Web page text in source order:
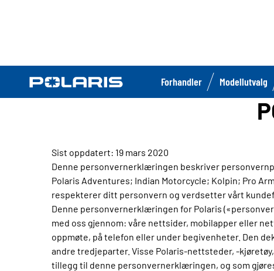
Forhandler Modellutvalg
Sist oppdatert: 19 mars 2020
Denne personvernerklæringen beskriver
Polaris Adventures; Indian Motorcycle; Kolpin; Pro
respekterer ditt personvern og verdsetter vårt
Denne personvernerklæringen for Polaris
med oss gjennom: våre nettsider, mobilapper eller
oppmøte, på telefon eller under begivenheter. Den
andre tredjeparter. Visse Polaris-nettsteder, -
tillegg til denne personvernerklæringen, og som